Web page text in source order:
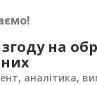
Композиція
2 666 грнна
аналітика,